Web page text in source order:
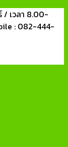
/ เวลา 8.00-
: 082-444-